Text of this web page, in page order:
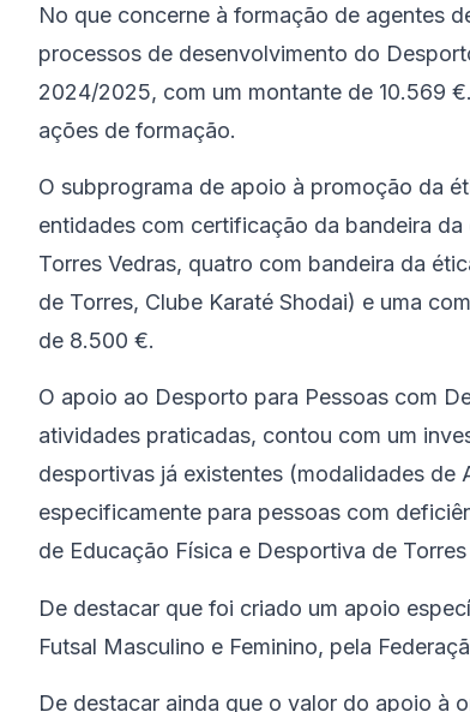
No que concerne à formação de agentes
processos de desenvolvimento do
2024/2025, com um montante de 10.569
ações de formação.
O subprograma de apoio à promoção da
entidades com certificação da bandeira
Torres Vedras, quatro com bandeira da
de Torres, Clube Karaté Shodai) e uma
de 8.500 €.
O apoio ao Desporto para Pessoas com
atividades praticadas, contou com um
desportivas já existentes (modalidades
especificamente para pessoas com
de Educação Física e Desportiva de
De destacar que foi criado um apoio
Futsal Masculino e Feminino, pela
De destacar ainda que o valor do apoio à